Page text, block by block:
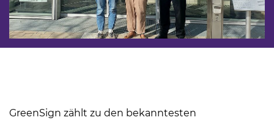
GreenSign zählt zu den bekanntesten